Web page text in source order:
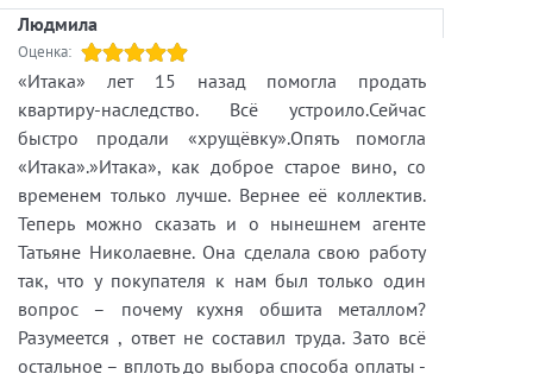
Людмила
Оценка:
«Итака» лет 15 назад помогла продать
квартиру-наследство. Всё устроило.Сейчас
быстро продали «хрущёвку».Опять помогла
«Итака».»Итака», как доброе старое вино, со
временем только лучше. Вернее её коллектив.
Теперь можно сказать и о нынешнем агенте
Татьяне Николаевне. Она сделала свою работу
так, что у покупателя к нам был только один
вопрос – почему кухня обшита металлом?
Разумеется , ответ не составил труда. Зато всё
остальное – вплоть до выбора способа оплаты -